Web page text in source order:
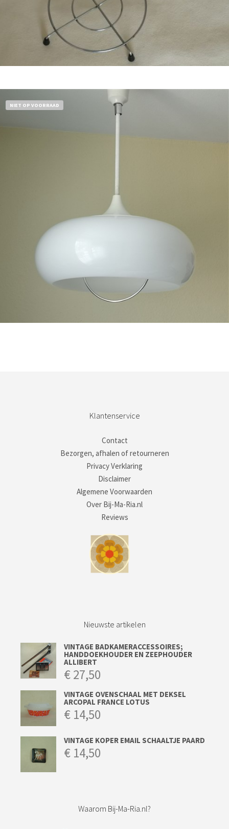
NIET OP VOORRAAD
Klantenservice
Contact
Bezorgen, afhalen of retourneren
Privacy Verklaring
Disclaimer
Algemene Voorwaarden
Over Bij-Ma-Ria.nl
Reviews
Nieuwste artikelen
VINTAGE BADKAMERACCESSOIRES;
HANDDOEKHOUDER EN ZEEPHOUDER
ALLIBERT
€27,50
VINTAGE OVENSCHAAL MET DEKSEL
ARCOPAL FRANCE LOTUS
€ 14,50
VINTAGE KOPER EMAIL SCHAALTJE PAARD
€ 14,50
Waarom Bij-Ma-Ria.nl?